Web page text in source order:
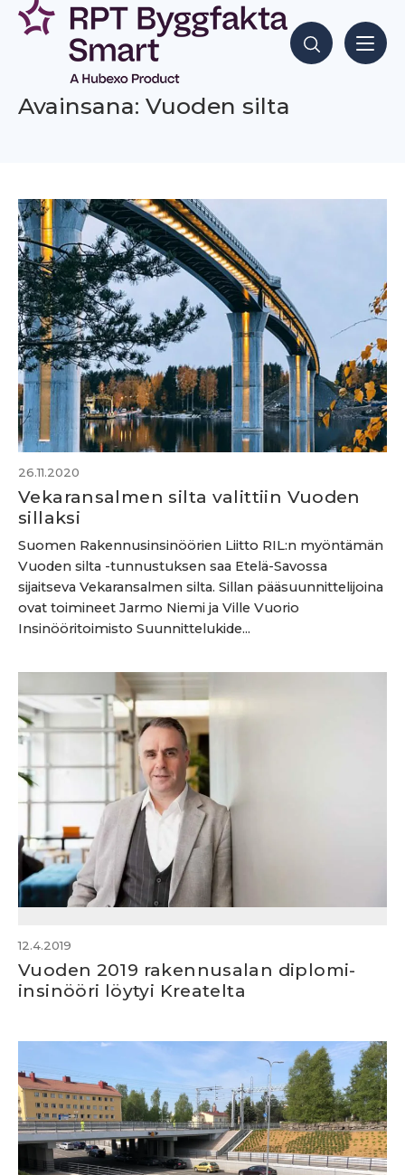
Siirry
sisältöön
Hae sisältöjä
Avainsana: Vuoden silta
26.11.2020
Vekaransalmen silta valittiin Vuoden
sillaksi
Suomen Rakennusinsinöörien Liitto RIL:n myöntämän
Vuoden silta -tunnustuksen saa Etelä-Savossa
sijaitseva Vekaransalmen silta. Sillan pääsuunnittelijoina
ovat toimineet Jarmo Niemi ja Ville Vuorio
Insinööritoimisto Suunnittelukide...
12.4.2019
Vuoden 2019 rakennusalan diplomi-
insinööri löytyi Kreatelta